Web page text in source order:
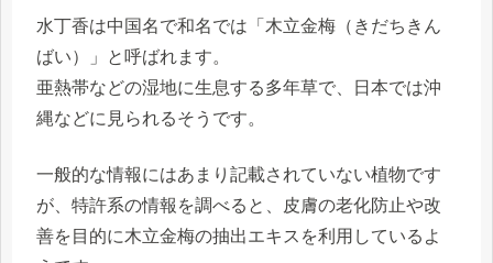
水丁香は中国名で和名では「木立金梅（きだちきん
ばい）」と呼ばれます。
亜熱帯などの湿地に生息する多年草で、日本では沖
縄などに見られるそうです。
一般的な情報にはあまり記載されていない植物です
が、特許系の情報を調べると、皮膚の老化防止や改
善を目的に木立金梅の抽出エキスを利用しているよ